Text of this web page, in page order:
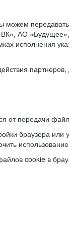
можем
АО
исполнения
от передачи
браузера или
cookie в